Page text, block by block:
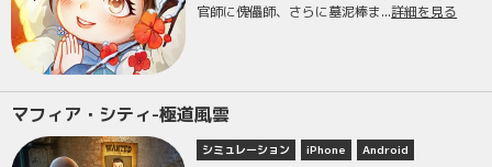
官師に傀儡師、さらに墓泥棒ま...詳細を見る
マフィア・シティ-極道風雲
シミュレーション iPhone Android